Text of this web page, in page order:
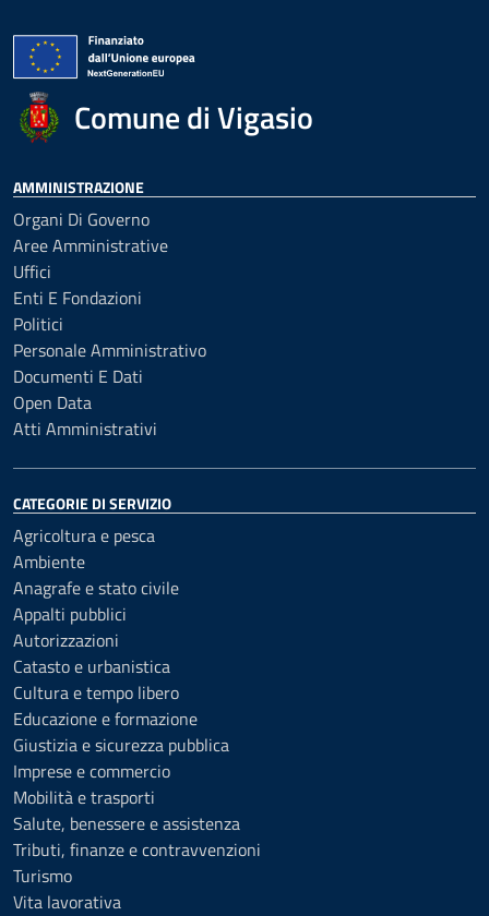
Comune di Vigasio
AMMINISTRAZIONE
Organi Di Governo
Aree Amministrative
Uffici
Enti E Fondazioni
Politici
Personale Amministrativo
Documenti E Dati
Open Data
Atti Amministrativi
CATEGORIE DI SERVIZIO
Agricoltura e pesca
Ambiente
Anagrafe e stato civile
Appalti pubblici
Autorizzazioni
Catasto e urbanistica
Cultura e tempo libero
Educazione e formazione
Giustizia e sicurezza pubblica
Imprese e commercio
Mobilità e trasporti
Salute, benessere e assistenza
Tributi, finanze e contravvenzioni
Turismo
Vita lavorativa